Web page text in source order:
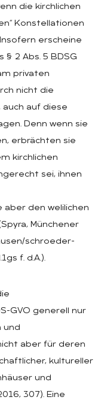
die kirchlichen
Konstellationen
erscheine
2 Abs. 5 BDSG
privaten
nicht die
auch auf diese
Denn wenn sie
erbrächten sie
kirchlichen
sei, ihnen
den welilichen
Münchener
schroeder-
f. d.A.).
GVO generell nur
und
aber für deren
kultureller
und
307). Eine